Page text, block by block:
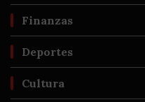
Finanzas
Deportes
Cultura